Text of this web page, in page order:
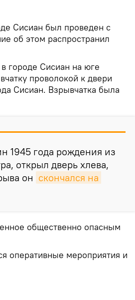
Сисиан был проведен с
об этом распространил
городе Сисиан на юге
проволокой к двери
Сисиан. Взрывчатка была
1945 года рождения из
открыл дверь хлева,
он скончался на
общественно опасным
оперативные мероприятия и